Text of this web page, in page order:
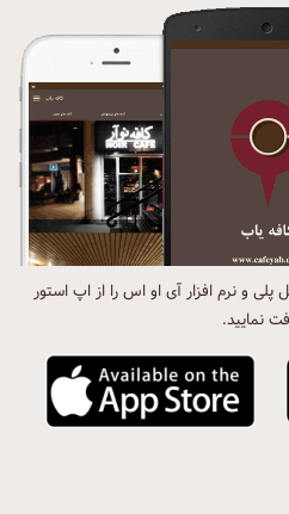
پلی و نرم افزار آی او اس را از اپ استور
نمایید.